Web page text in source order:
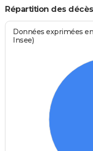
Répartition des
Données exprimées
Insee)